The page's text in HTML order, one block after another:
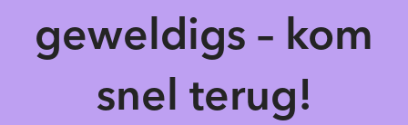
geweldigs – kom
snel terug!